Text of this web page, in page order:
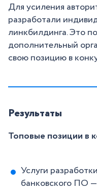
Для усиления
разработали
линкбилдинга. Это
дополнительный
свою позицию в
Результаты
Топовые позиции в
Услуги разработки
банковского ПО —